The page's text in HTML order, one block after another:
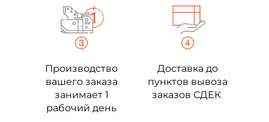
Производство
вашего заказа
занимает 1
рабочий день
Доставка до
пунктов вывоза
заказов СДЕК